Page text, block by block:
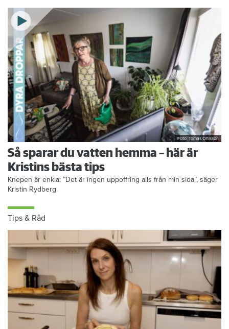
Foto: Tomas Ohlsson
Så sparar du vatten hemma – här är
Kristins bästa tips
Knepen är enkla: ”Det är ingen uppoffring alls från min sida”, säger
Kristin Rydberg.
Tips & Råd